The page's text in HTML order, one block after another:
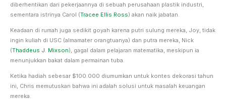
diberhentikan dari pekerjaannya di sebuah perusahaan plastik industri,
sementara istrinya Carol (Tracee Ellis Ross) akan naik jabatan.
Keadaan di rumah juga sedikit goyah karena putri sulung mereka, Joy, tidak
ingin kuliah di USC (almamater orangtuanya) dan putra mereka, Nick
(Thaddeus J. Mixson), gagal dalam pelajaran matematika, meskipun ia
menunjukkan bakat dalam permainan tuba.
Ketika hadiah sebesar $100.000 diumumkan untuk kontes dekorasi tahun
ini, Chris memutuskan bahwa ini adalah solusi untuk masalah keuangan
mereka.